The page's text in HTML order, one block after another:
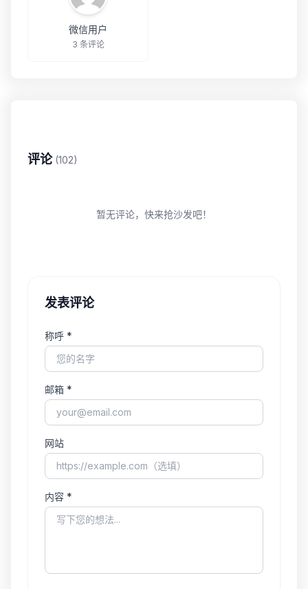
微信用户
3 条评论
评论 (102)
暂无评论，快来抢沙发吧！
发表评论
称呼 *
邮箱 *
网站
内容 *